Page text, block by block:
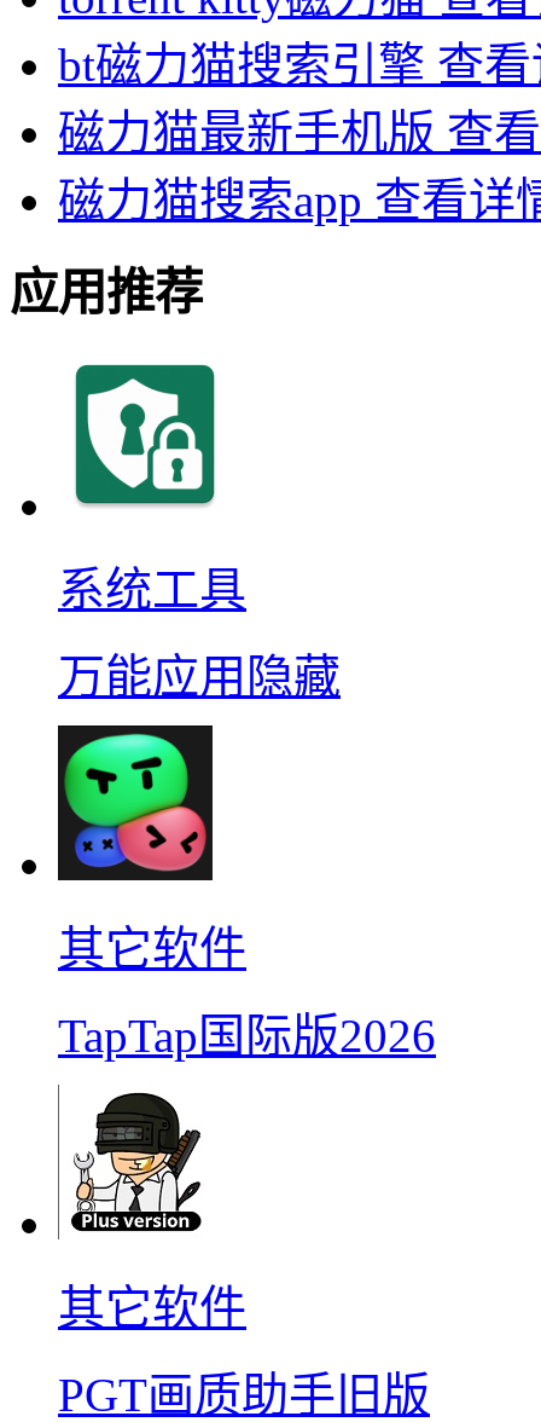
bt磁力猫搜索引擎 查
磁力猫最新手机版 查
磁力猫搜索app 查看详
应用推荐
系统工具
万能应用隐藏
其它软件
TapTap国际版2026
其它软件
PGT画质助手旧版